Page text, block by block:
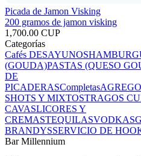
Picada de Jamon Visking
200 gramos de jamon visking
1,700.00 CUP
Categorías
Cafés DESAYUNOS
(GOUDA)PASTAS (QUESO
DE
PICADERASCompletas
SHOTS Y MIXTOSTRAGOS
CAVASLICORES Y
CREMASTEQUILASVODKAS
BRANDYSSERVICIO DE
Bar Millennium